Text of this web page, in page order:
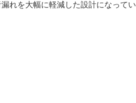
れを大幅に軽減した設計になってい